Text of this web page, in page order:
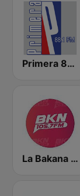
Primera 88.1 FM
La Bakana FM